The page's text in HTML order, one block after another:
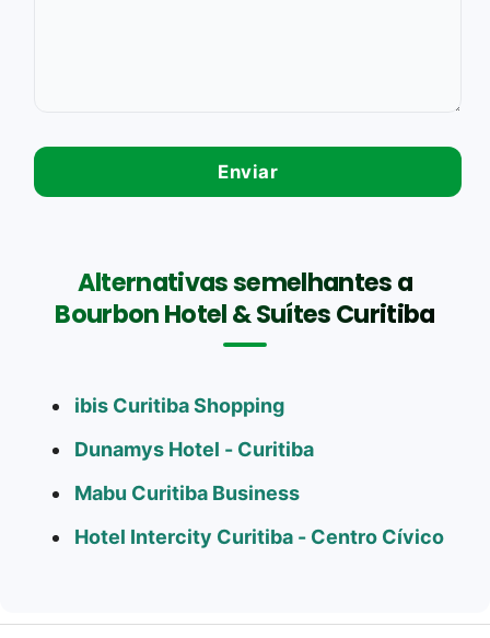
Alternativas semelhantes a
Bourbon Hotel & Suítes Curitiba
ibis Curitiba Shopping
Dunamys Hotel - Curitiba
Mabu Curitiba Business
Hotel Intercity Curitiba - Centro Cívico